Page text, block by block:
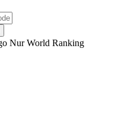
Nur World Ranking